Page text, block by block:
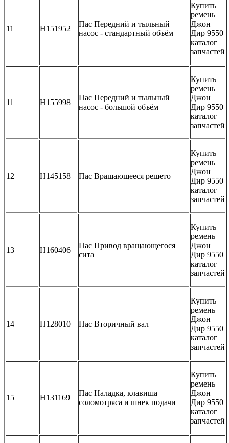
11 H151952
Пас Передний и тыльный
насос - стандартный объём
Купить
ремень
Джон
Дир 9550
каталог
запчастей
11 H155998
Пас Передний и тыльный
насос - большой объём
Купить
ремень
Джон
Дир 9550
каталог
запчастей
12 H145158 Пас Вращающееся решето
Купить
ремень
Джон
Дир 9550
каталог
запчастей
13 H160406
Пас Привод вращающегося
сита
Купить
ремень
Джон
Дир 9550
каталог
запчастей
14 H128010 Пас Вторичный вал
Купить
ремень
Джон
Дир 9550
каталог
запчастей
15 H131169
Пас Наладка, клавиша
соломотряса и шнек подачи
Купить
ремень
Джон
Дир 9550
каталог
запчастей